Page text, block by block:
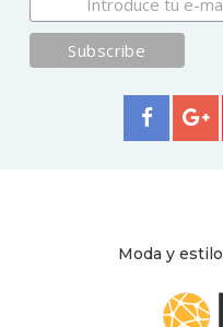
Moda y estilo